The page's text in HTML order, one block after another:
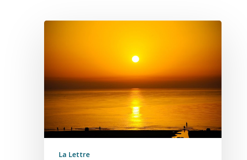
Translation
La Lettre